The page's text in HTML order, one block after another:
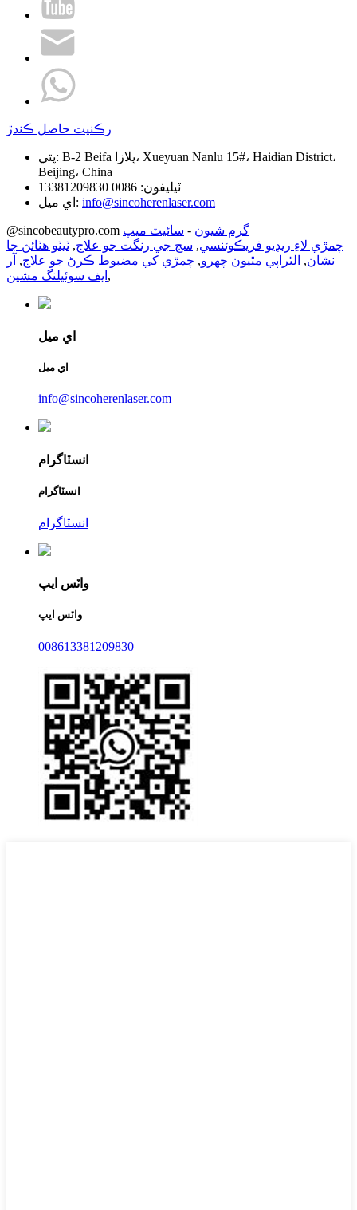
رڪنيت حاصل ڪندڙ
پتي: B-2 Beifa پلازا، Xueyuan Nanlu 15#، Haidian District،
Beijing، China
ٽيليفون: 0086 13381209830
اي ميل: info@sincoherenlaser.com
@sincobeautypro.com گرم شيون - سائيٽ ميپ
چمڙي لاءِ ريڊيو فريڪوئنسي, سج جي رنگت جو علاج, ٽيٽو هٽائڻ جا
نشان, الٿراپي مٿيون چهرو, چمڙي کي مضبوط ڪرڻ جو علاج, آر
ايف سوئيلنگ مشين ,
اي ميل
اي ميل
info@sincoherenlaser.com
انسٽاگرام
انسٽاگرام
انسٽاگرام
واٽس ايپ
واٽس ايپ
008613381209830